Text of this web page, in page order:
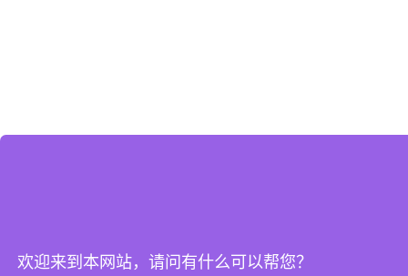
欢迎来到本网站，请问有什么可以帮您？